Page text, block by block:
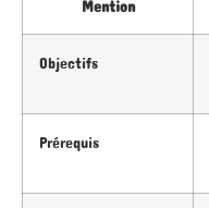
Mention
Objectifs
Prérequis